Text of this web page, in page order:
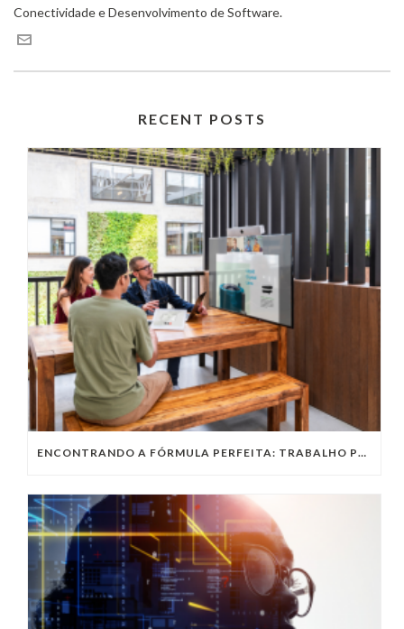
Conectividade e Desenvolvimento de Software.
RECENT POSTS
ENCONTRANDO A FÓRMULA PERFEITA: TRABALHO PRESENCIAL, HOME OFFICE OU TRABALHO HÍBRIDO?